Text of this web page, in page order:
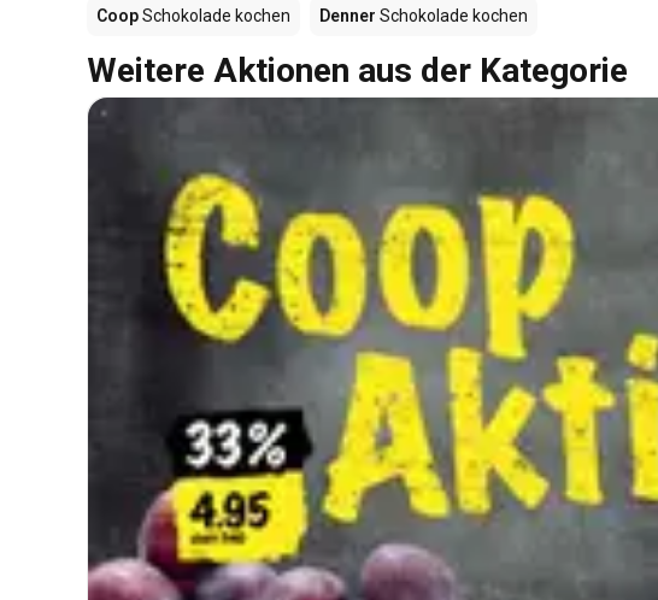
CoopSchokolade kochen Denner Schokolade kochen
Weitere Aktionen aus der Kategorie